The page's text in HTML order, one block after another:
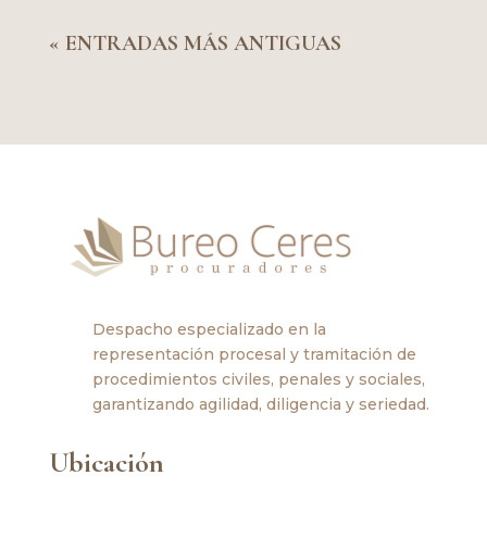
« ENTRADAS MÁS ANTIGUAS
Despacho especializado en la
representación procesal y tramitación de
procedimientos civiles, penales y sociales,
garantizando agilidad, diligencia y seriedad.
Ubicación